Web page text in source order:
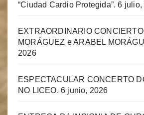
“Ciudad Cardio Protegida”. 6 julio,
EXTRAORDINARIO
MORÁGUEZ e ARABEL
2026
ESPECTACULAR CONCERTO
NO LICEO. 6 junio, 2026